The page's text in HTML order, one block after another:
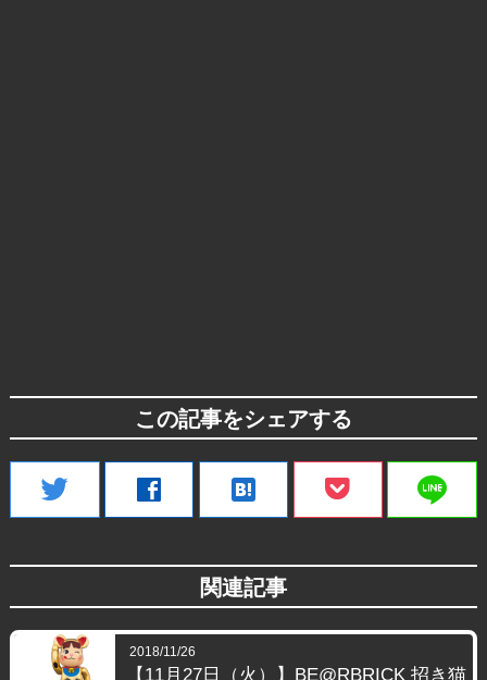
この記事をシェアする
twitter facebook hatenabookmark line
関連記事
2018/11/26
【11月27日（火）】BE@RBRICK 招き猫